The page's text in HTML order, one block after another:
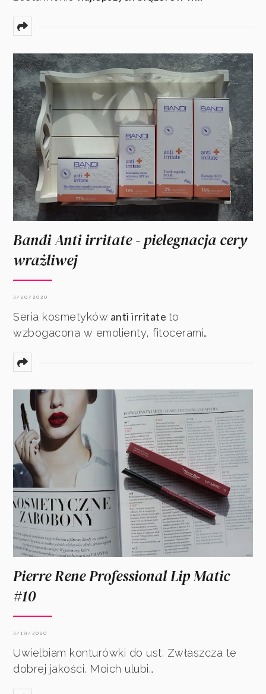
Bandi Anti irritate - pielegnacja cery
wrażliwej
3/20/2020
Seria kosmetyków anti irritate to
wzbogacona w emolienty, fitocerami…
Pierre Rene Professional Lip Matic
#10
3/19/2020
Uwielbiam konturówki do ust. Zwłaszcza te
dobrej jakości. Moich ulubi…